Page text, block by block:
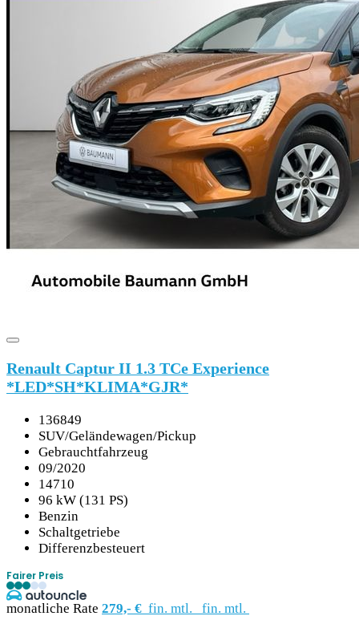
Renault Captur II 1.3 TCe Experience
*LED*SH*KLIMA*GJR*
136849
SUV/Geländewagen/Pickup
Gebrauchtfahrzeug
09/2020
14710
96 kW (131 PS)
Benzin
Schaltgetriebe
Differenzbesteuert
Fairer Preis
monatliche Rate 279,- € fin. mtl. fin. mtl.